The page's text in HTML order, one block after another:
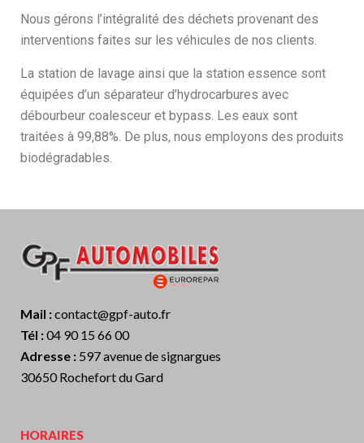
Nous gérons l’intégralité des déchets provenant des
interventions faites sur les véhicules de nos clients.
La station de lavage ainsi que la station essence sont
équipées d’un séparateur d’hydrocarbures avec
débourbeur coalesceur et bypass. Les eaux sont
traitées à 99,88%. De plus, nous employons des produits
biodégradables.
Mail :contact@gpf-auto.fr
Tél :04 90 15 66 00
Adresse : 597 avenue de signargues
30650 Rochefort du Gard
HORAIRES